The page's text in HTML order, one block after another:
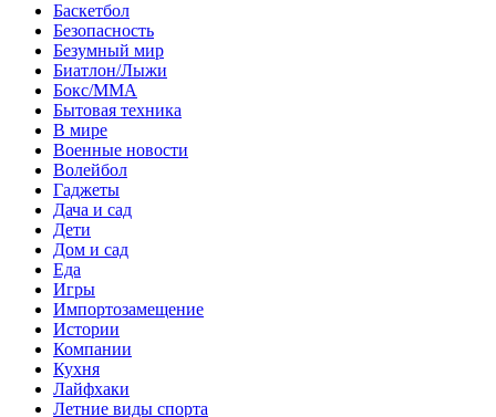
Баскетбол
Безопасность
Безумный мир
Биатлон/Лыжи
Бокс/MMA
Бытовая техника
В мире
Военные новости
Волейбол
Гаджеты
Дача и сад
Дети
Дом и сад
Еда
Игры
Импортозамещение
Истории
Компании
Кухня
Лайфхаки
Летние виды спорта